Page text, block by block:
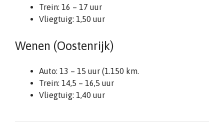
Trein: 16 – 17 uur
Vliegtuig: 1,50 uur
Wenen (Oostenrijk)
Auto: 13 – 15 uur (1.150 km.
Trein: 14,5 – 16,5 uur
Vliegtuig: 1,40 uur